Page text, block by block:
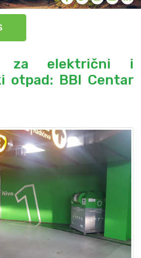
za električni i
otpad: BBI Centar